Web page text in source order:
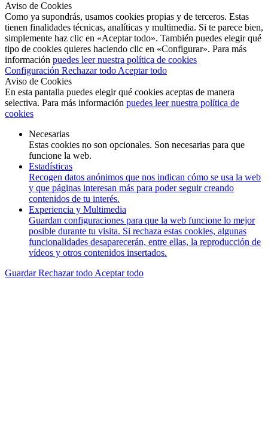
Aviso de Cookies
Como ya supondrás, usamos cookies propias y de terceros. Estas
tienen finalidades técnicas, analíticas y multimedia. Si te parece bien,
simplemente haz clic en «Aceptar todo». También puedes elegir qué
tipo de cookies quieres haciendo clic en «Configurar». Para más
información puedes leer nuestra política de cookies
Configuración Rechazar todo Aceptar todo
Aviso de Cookies
En esta pantalla puedes elegir qué cookies aceptas de manera
selectiva. Para más información puedes leer nuestra política de
cookies
Necesarias
Estas cookies no son opcionales. Son necesarias para que
funcione la web.
Estadísticas
Recogen datos anónimos que nos indican cómo se usa la web
y que páginas interesan más para poder seguir creando
contenidos de tu interés.
Experiencia y Multimedia
Guardan configuraciones para que la web funcione lo mejor
posible durante tu visita. Si rechaza estas cookies, algunas
funcionalidades desaparecerán, entre ellas, la reproducción de
vídeos y otros contenidos insertados.
GuardarRechazar todo Aceptar todo